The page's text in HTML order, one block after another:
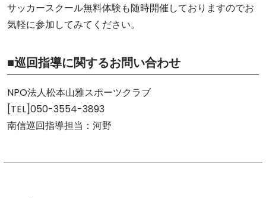
サッカースクール無料体験も随時開催しておりますのでお
気軽に参加してみてください。
■巡回指導に関するお問い合わせ
NPO法人松本山雅スポーツクラブ
[TEL]050-3554-3893
南信巡回指導担当：河野